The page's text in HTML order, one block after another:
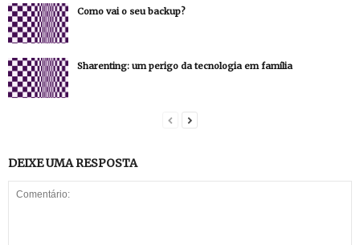
Como vai o seu backup?
Sharenting: um perigo da tecnologia em família
DEIXE UMA RESPOSTA